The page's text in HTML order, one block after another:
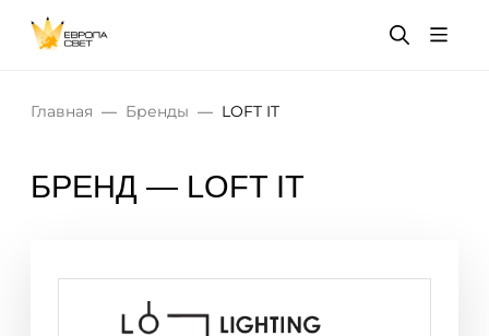
Главная Бренды LOFT IT
БРЕНД — LOFT IT